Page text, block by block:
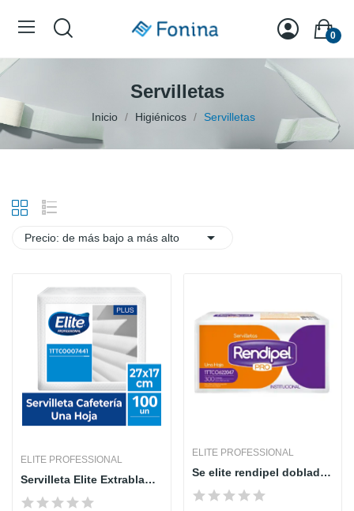
0
Servilletas
Inicio Higiénicos Servilletas
Precio: de más bajo a más alto 
ELITE PROFESSIONAL
Servilleta Elite Extrablanca Cafetería x100
ELITE PROFESSIONAL
Se elite rendipel doblada x 300 und 34320